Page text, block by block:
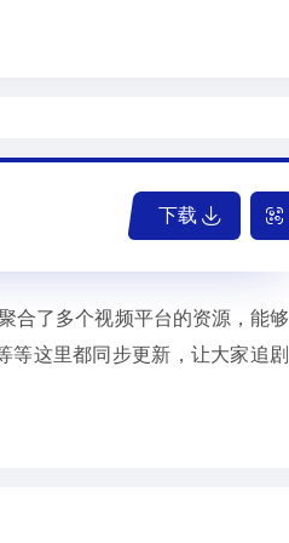
下载
合了多个视频平台的资源，能够
等这里都同步更新，让大家追剧